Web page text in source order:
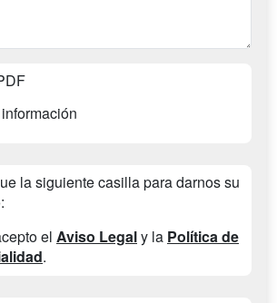
la siguiente casilla para darnos su
el Aviso Legaly la Política de
.